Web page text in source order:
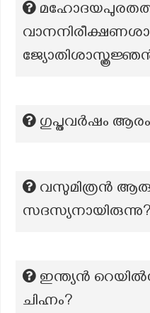
ഗുപ്തവര്‍ഷം
വസുമിത്രൻ
സദസ്യനായിരുന്നു?
ഇന്ത്യൻ
ചിഹ്നം?